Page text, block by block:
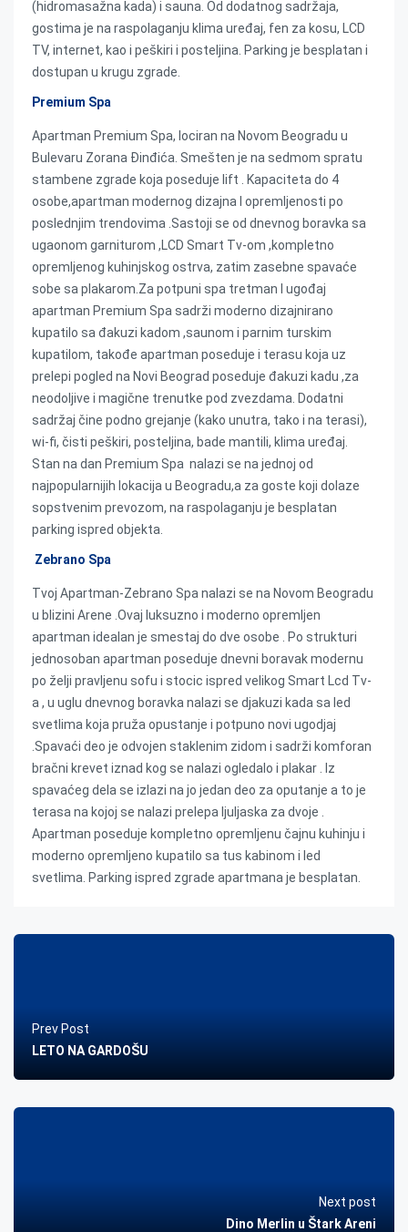
(hidromasažna kada) i sauna. Od dodatnog sadržaja,
gostima je na raspolaganju klima uređaj, fen za kosu, LCD
TV, internet, kao i peškiri i posteljina. Parking je besplatan i
dostupan u krugu zgrade.
Premium Spa
Apartman Premium Spa, lociran na Novom Beogradu u
Bulevaru Zorana Đinđića. Smešten je na sedmom spratu
stambene zgrade koja poseduje lift . Kapaciteta do 4
osobe,apartman modernog dizajna I opremljenosti po
poslednjim trendovima .Sastoji se od dnevnog boravka sa
ugaonom garniturom ,LCD Smart Tv-om ,kompletno
opremljenog kuhinjskog ostrva, zatim zasebne spavaće
sobe sa plakarom.Za potpuni spa tretman I ugođaj
apartman Premium Spa sadrži moderno dizajnirano
kupatilo sa đakuzi kadom ,saunom i parnim turskim
kupatilom, takođe apartman poseduje i terasu koja uz
prelepi pogled na Novi Beograd poseduje đakuzi kadu ,za
neodoljive i magične trenutke pod zvezdama. Dodatni
sadržaj čine podno grejanje (kako unutra, tako i na terasi),
wi-fi, čisti peškiri, posteljina, bade mantili, klima uređaj.
Stan na dan Premium Spa nalazi se na jednoj od
najpopularnijih lokacija u Beogradu,a za goste koji dolaze
sopstvenim prevozom, na raspolaganju je besplatan
parking ispred objekta.
Zebrano Spa
Tvoj Apartman-Zebrano Spa nalazi se na Novom Beogradu
u blizini Arene .Ovaj luksuzno i moderno opremljen
apartman idealan je smestaj do dve osobe . Po strukturi
jednosoban apartman poseduje dnevni boravak modernu
po želji pravljenu sofu i stocic ispred velikog Smart Lcd Tv-
a , u uglu dnevnog boravka nalazi se djakuzi kada sa led
svetlima koja pruža opustanje i potpuno novi ugodjaj
.Spavaći deo je odvojen staklenim zidom i sadrži komforan
bračni krevet iznad kog se nalazi ogledalo i plakar . Iz
spavaćeg dela se izlazi na jo jedan deo za oputanje a to je
terasa na kojoj se nalazi prelepa ljuljaska za dvoje .
Apartman poseduje kompletno opremljenu čajnu kuhinju i
moderno opremljeno kupatilo sa tus kabinom i led
svetlima. Parking ispred zgrade apartmana je besplatan.
Prev Post
LETO NA GARDOŠU
Next post
Dino Merlin u Štark Areni